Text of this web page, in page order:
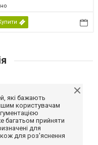
які бажають
користувачам
багатьом прийняти
для
для роз'яснення